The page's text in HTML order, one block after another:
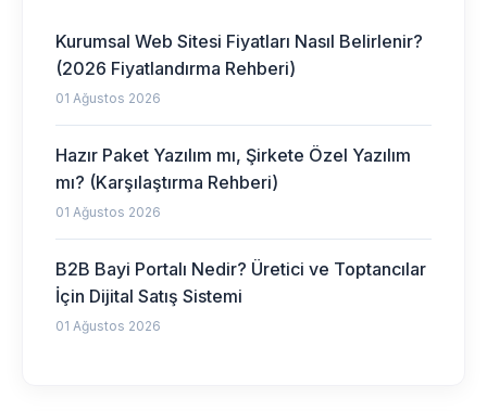
Kurumsal Web Sitesi Fiyatları Nasıl Belirlenir?
(2026 Fiyatlandırma Rehberi)
01 Ağustos 2026
Hazır Paket Yazılım mı, Şirkete Özel Yazılım
mı? (Karşılaştırma Rehberi)
01 Ağustos 2026
B2B Bayi Portalı Nedir? Üretici ve Toptancılar
İçin Dijital Satış Sistemi
01 Ağustos 2026